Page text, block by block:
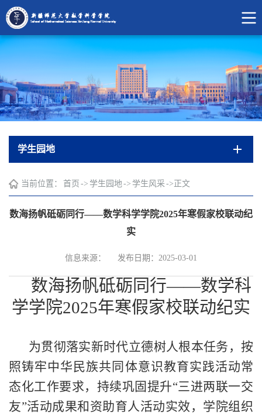
学生园地
当前位置： 首页 -> 学生园地 -> 学生风采 -> 正文
数海扬帆砥砺同行——数学科学学院2025年寒假家校联动纪
实​
信息来源： 发布日期：2025-03-01
数海扬帆砥砺同行——数学科
学学院2025年寒假家校联动纪实
为贯彻落实新时代立德树人根本任务，按
照铸牢中华民族共同体意识教育实践活动常
态化工作要求，持续巩固提升“三进两联一交
友”活动成果和资助育人活动实效，学院组织